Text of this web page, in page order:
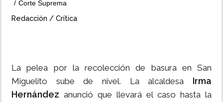
Corte Suprema
Redacción / Crítica
La pelea por la recolección de basura en San
Miguelito sube de nivel. La alcaldesa Irma
Hernández anunció que llevará el caso hasta la